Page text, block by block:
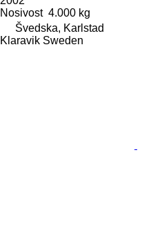
Nosivost 4.000 kg
Švedska, Karlstad
Klaravik Sweden